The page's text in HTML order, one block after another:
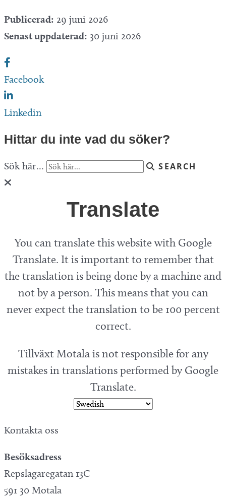
Publicerad: 29 juni 2026
Senast uppdaterad: 30 juni 2026
Facebook
Linkedin
Hittar du inte vad du söker?
Sök här... SEARCH
Translate
You can translate this website with Google
Translate. It is important to remember that
the translation is being done by a machine and
not by a person. This means that you can
never expect the translation to be 100 percent
correct.
Tillväxt Motala is not responsible for any
mistakes in translations performed by Google
Translate.
Kontakta oss
Besöksadress
Repslagaregatan 13C
591 30 Motala